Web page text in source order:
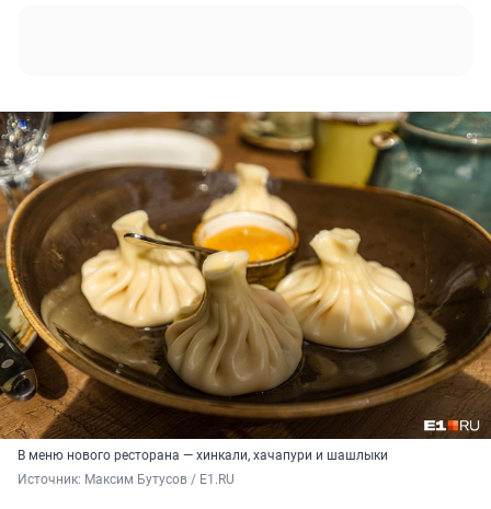
В меню нового ресторана — хинкали, хачапури и шашлыки
Источник: Максим Бутусов / E1.RU